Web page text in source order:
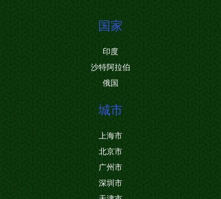
国家
印度
沙特阿拉伯
俄国
城市
上海市
北京市
广州市
深圳市